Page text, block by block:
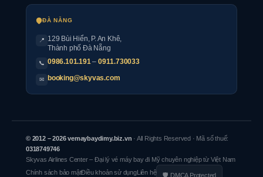
ĐÀ NẴNG
📍
129 Bùi Hiển, P. An Khê,
Thành phố Đà Nẵng
📞 0986.101.191–0911.730033
✉ booking@skyvas.com
© 2012 – 2026 vemaybaydimy.biz.vn · All Rights Reserved · Mã số thuế:
0318749746
Skyvas Airlines Center – Đại lý vé máy bay đi Mỹ chuyên nghiệp từ Việt Nam
Chính sách bảo mậtĐiều khoản sử dụngLiên hệ 🛡 DMCA Protected